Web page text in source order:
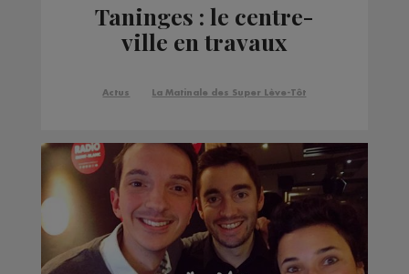
Taninges : le centre-
ville en travaux
Actus La Matinale des Super Lève-Tôt